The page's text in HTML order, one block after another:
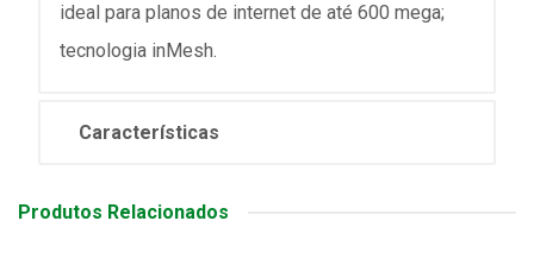
ideal para planos de internet de até 600 mega;
tecnologia inMesh.
Características
Produtos Relacionados